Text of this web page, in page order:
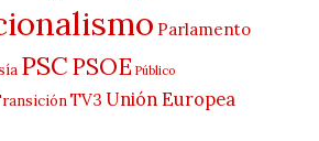
Parlamento
PSCPSOE Público
TV3 Unión Europea